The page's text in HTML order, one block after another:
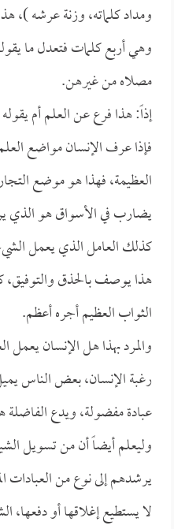
ومداد كلماته، وزنة عرشه )،
وهي أربع كلمات فتعدل ما
مصلاه من غيرهن.
إذاً: هذا فرع عن العلم أم
فإذا عرف الإنسان مواضع
العظيمة، فهذا هو موضع
يضارب في الأسواق هو الذي
كذلك العامل الذي يعمل
هذا يوصف بالحذق
الثواب العظيم أجره أعظم.
والمرد بهذا هل الإنسان يعمل
رغبة الإنسان، بعض الناس
عبادة مفضولة، ويدع الفاضلة
وليعلم أيضاً أن من تسويل
يرشدهم إلى نوع من العبادات
لا يستطيع إغلاقها أو دفعها،